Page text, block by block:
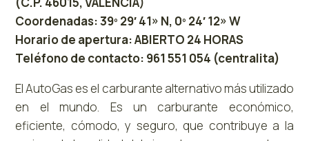
Coordenadas: 39º 29′ 41» N, 0º 24′ 12» W
Horario de apertura: ABIERTO 24 HORAS
Teléfono de contacto: 961 551 054 (centralita)
El AutoGas es el carburante alternativo más utilizado
en el mundo. Es un carburante económico,
eficiente, cómodo, y seguro, que contribuye a la